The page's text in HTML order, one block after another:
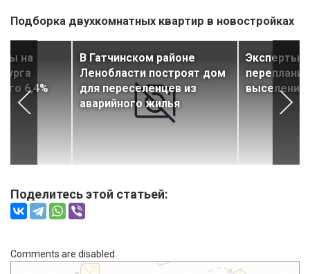
Подборка двухкомнатных квартир в новостройках
на
6,4%
В Гатчинском районе
Ленобласти построят дом
для переселенцев из
аварийного жилья
Эксперты
Поделитесь этой статьей:
Comments are disabled